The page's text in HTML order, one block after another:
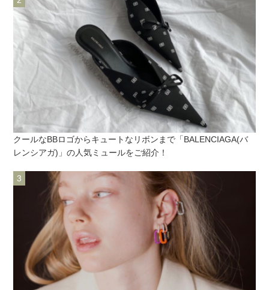
クールなBBロゴからキュートなリボンまで「BALENCIAGA(バ
レンシアガ)」の人気ミュールをご紹介！